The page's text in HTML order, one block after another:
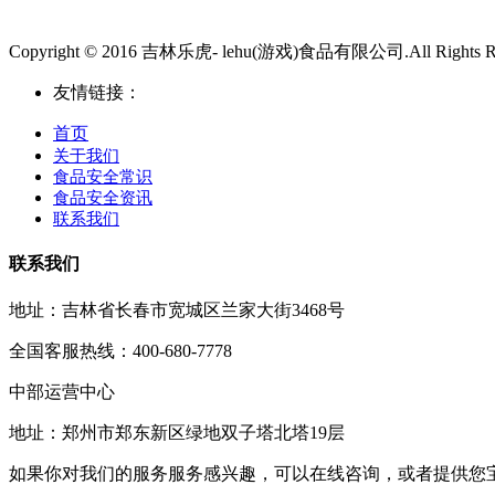
Copyright © 2016 吉林乐虎- lehu(游戏)食品有限公司.All Rights
友情链接：
首页
关于我们
食品安全常识
食品安全资讯
联系我们
联系我们
地址：吉林省长春市宽城区兰家大街3468号
全国客服热线：400-680-7778
中部运营中心
地址：郑州市郑东新区绿地双子塔北塔19层
如果你对我们的服务服务感兴趣，可以在线咨询，或者提供您